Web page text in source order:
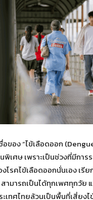
ของ “ไข้เลือดออก
เศษ เพราะเป็นช่วงที่มีการ
รคไข้เลือดออกนั่นเอง เรีย
ามารถเป็นได้ทุกเพศทุกวัย
ะเทศไทยล้วนเป็นพื้นที่เสี่ยง